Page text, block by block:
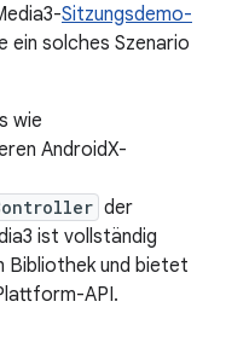
Sitzungsdemo-
ein solches Szenario
wie
AndroidX-
der
ist vollständig
und bietet
API.